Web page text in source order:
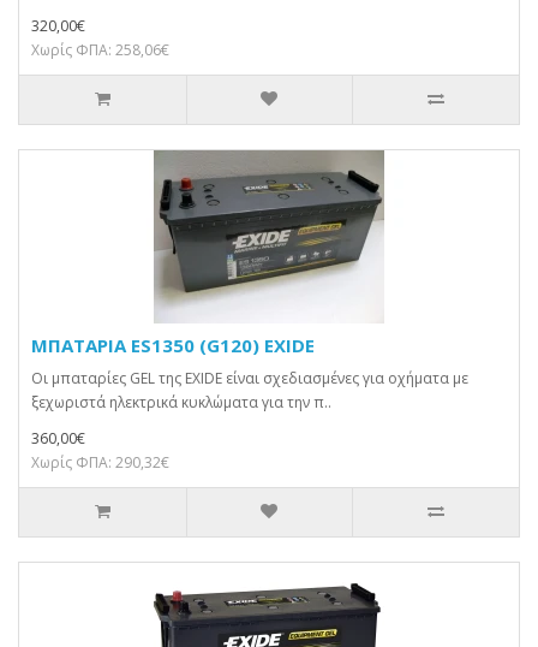
320,00€
Χωρίς ΦΠΑ: 258,06€
ΜΠΑΤΑΡΙΑ ES1350 (G120) EXIDE
Οι μπαταρίες GEL της EXIDE είναι σχεδιασμένες για οχήματα με
ξεχωριστά ηλεκτρικά κυκλώματα για την π..
360,00€
Χωρίς ΦΠΑ: 290,32€